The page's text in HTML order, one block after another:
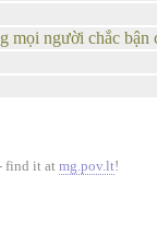
mọi người chắc bận
find it at mg.pov.lt!